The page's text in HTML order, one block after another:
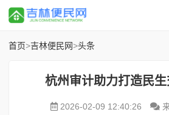
首页>吉林便民网>头条
杭州审计助力打造民
2026-02-09 12:40:26